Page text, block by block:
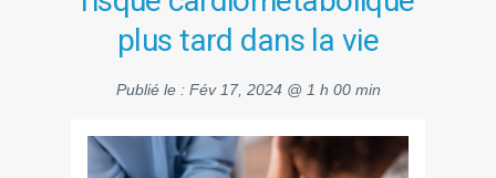
plus tard dans la vie
Publié le : Fév 17, 2024 @ 1 h 00 min